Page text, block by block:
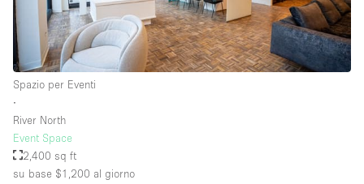
Spazio per Eventi
∙
River North
Event Space
2,400 sq ft
su base $1,200 al giorno